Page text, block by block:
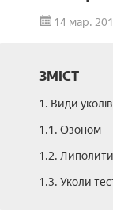
14 мар.
ЗМІСТ
1. Види
1.1. Озоном
1.2.
1.3. Уколи